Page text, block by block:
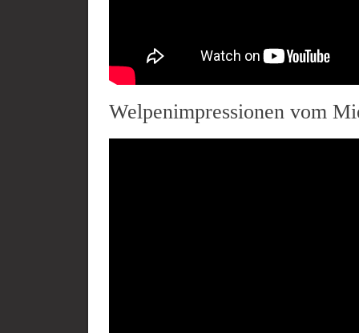
Welpenimpressionen vom